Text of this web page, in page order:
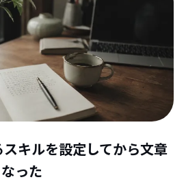
キルを設定してから文章
った